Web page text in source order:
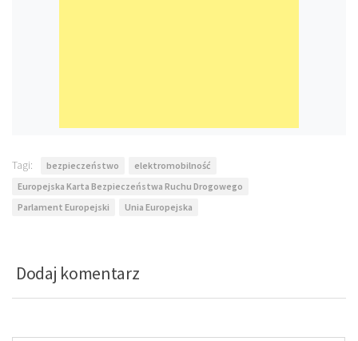
Tagi: bezpieczeństwo
elektromobilność
Europejska Karta Bezpieczeństwa Ruchu Drogowego
Parlament Europejski
Unia Europejska
Dodaj komentarz